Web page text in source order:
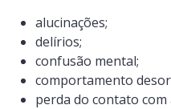
alucinações;
delírios;
confusão mental;
comportamento
perda do contato com